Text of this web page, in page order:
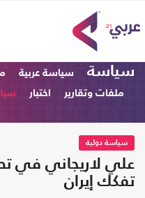
سياسة سياسة عربية
ملفات وتقارير
اختبار
سياسة دولية
علي لاريجاني في
تفكك إيران